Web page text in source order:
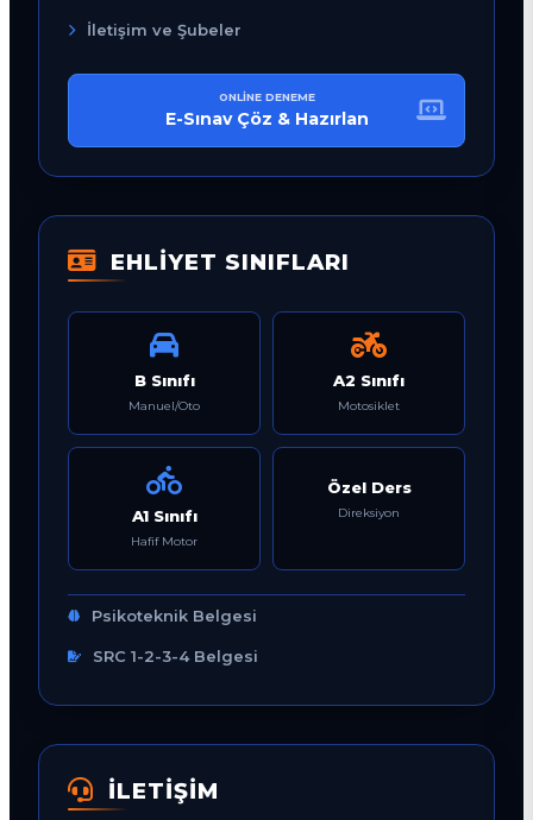
İletişim ve Şubeler
ONLINE DENEME
E-Sınav Çöz & Hazırlan
EHLİYET SINIFLARI
B Sınıfı
Manuel/Oto
A2 Sınıfı
Motosiklet
A1 Sınıfı
Hafif Motor
Özel Ders
Direksiyon
Psikoteknik Belgesi
SRC 1-2-3-4 Belgesi
İLETİŞİM